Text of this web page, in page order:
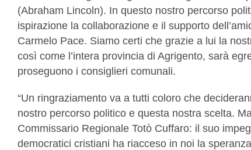
(Abraham Lincoln). In questo nostro percorso
ispirazione la collaborazione e il supporto
Carmelo Pace. Siamo certi che grazie a lui la
così come l’intera provincia di Agrigento, sarà
proseguono i consiglieri comunali.
“Un ringraziamento va a tutti coloro che
nostro percorso politico e questa nostra scelta.
Commissario Regionale Totò Cuffaro: il suo
democratici cristiani ha riacceso in noi la